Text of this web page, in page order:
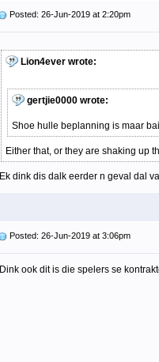
Posted: 26-Jun-2019 at 2:20pm
Lion4ever wrote:
gertjie0000 wrote:
Shoe hulle beplanning is maar
Either that, or they are shaking up
Ek dink dis dalk eerder n geval dal
Posted: 26-Jun-2019 at 3:06pm
Dink ook dit is die spelers se